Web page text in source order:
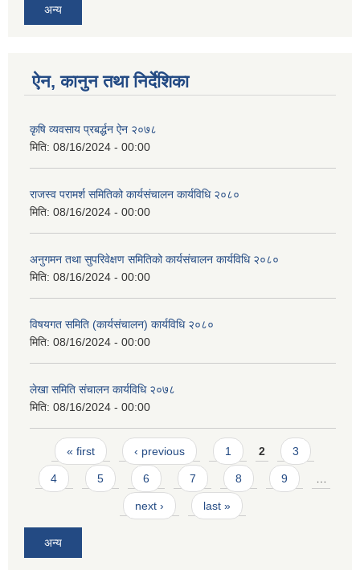
अन्य
ऐन, कानुन तथा निर्देशिका
कृषि व्यवसाय प्रबर्द्धन ऐन २०७८
मिति: 08/16/2024 - 00:00
राजस्व परामर्श समितिको कार्यसंचालन कार्यविधि २०८०
मिति: 08/16/2024 - 00:00
अनुगमन तथा सुपरिवेक्षण समितिको कार्यसंचालन कार्यविधि २०८०
मिति: 08/16/2024 - 00:00
विषयगत समिति (कार्यसंचालन) कार्यविधि २०८०
मिति: 08/16/2024 - 00:00
लेखा समिति संचालन कार्यविधि २०७८
मिति: 08/16/2024 - 00:00
Pages
« first ‹ previous 1 2 3
4 5 6 7 8 9
next › last »
अन्य